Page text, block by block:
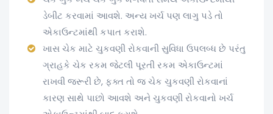
ડેબીટ કરવામાં આવશે. અન્ય ખર્ચ પણ લાગુ પડે તો
એકાઉન્ટમાંથી કપાત કરાશે.
ખાસ ચેક માટે ચુકવણી રોકવાની સુવિધા ઉપલબ્ધ છે પરંતુ
ગ્રાહકે ચેક રકમ જેટલી પૂરતી રકમ એકાઉન્ટમાં
રાખવી જરૂરી છે, ફક્ત તો જ ચેક ચુકવણી રોકવાનાં
કારણ સાથે પાછો આવશે અને ચુકવણી રોકવાનો ખર્ચ